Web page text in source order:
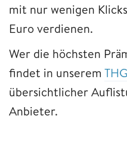
mit nur wenigen
Euro verdienen.
Wer die höchsten
findet in unserem
übersichtlicher
Anbieter.